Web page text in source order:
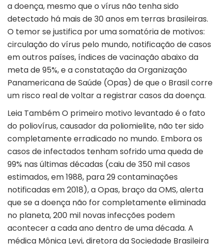
a doença, mesmo que o vírus não tenha sido
detectado há mais de 30 anos em terras brasileiras.
O temor se justifica por uma somatória de motivos:
circulação do vírus pelo mundo, notificação de casos
em outros países, índices de vacinação abaixo da
meta de 95%, e a constatação da Organização
Panamericana de Saúde (Opas) de que o Brasil corre
um risco real de voltar a registrar casos da doença.
Leia Também O primeiro motivo levantado é o fato
do poliovírus, causador da poliomielite, não ter sido
completamente erradicado no mundo. Embora os
casos de infectados tenham sofrido uma queda de
99% nas últimas décadas (caiu de 350 mil casos
estimados, em 1988, para 29 contaminações
notificadas em 2018), a Opas, braço da OMS, alerta
que se a doença não for completamente eliminada
no planeta, 200 mil novas infecções podem
acontecer a cada ano dentro de uma década. A
médica Mônica Levi, diretora da Sociedade Brasileira